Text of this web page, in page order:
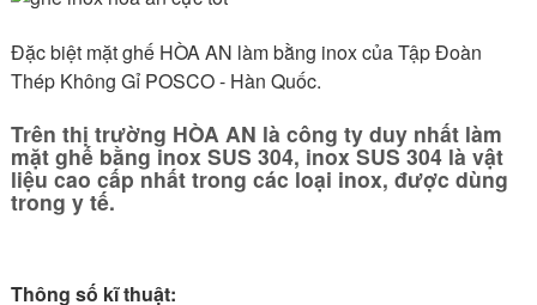
Đặc biệt mặt ghế HÒA AN làm bằng inox của Tập Đoàn
Thép Không Gỉ POSCO - Hàn Quốc.
Trên thị trường HÒA AN là công ty duy nhất làm
mặt ghế bằng inox SUS 304, inox SUS 304 là vật
liệu cao cấp nhất trong các loại inox, được dùng
trong y tế.
Thông số kĩ thuật: